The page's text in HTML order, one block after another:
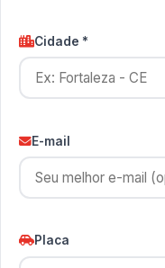
Cidade *
E-mail
Placa